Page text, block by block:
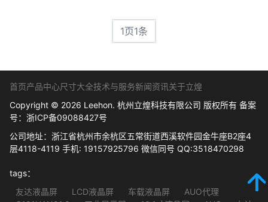
1页1条
首页产品中心尺寸大全技术与服务新闻资讯关于立煌
Copyright © 2026 Leehon. 杭州立煌科技有限公司 版权所有 备案
号： 浙ICP备09088427号
公司地址：浙江省杭州市余杭区五常街道西溪软件园金牛座B2座4
层4118-4119 手机: 19157925796 微信同号 QQ:3518470298
tags：
友达液晶屏
LCD液晶屏 车载液晶屏
AUO代理